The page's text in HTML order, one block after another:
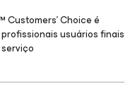
Customers' Choice é
usuários finais